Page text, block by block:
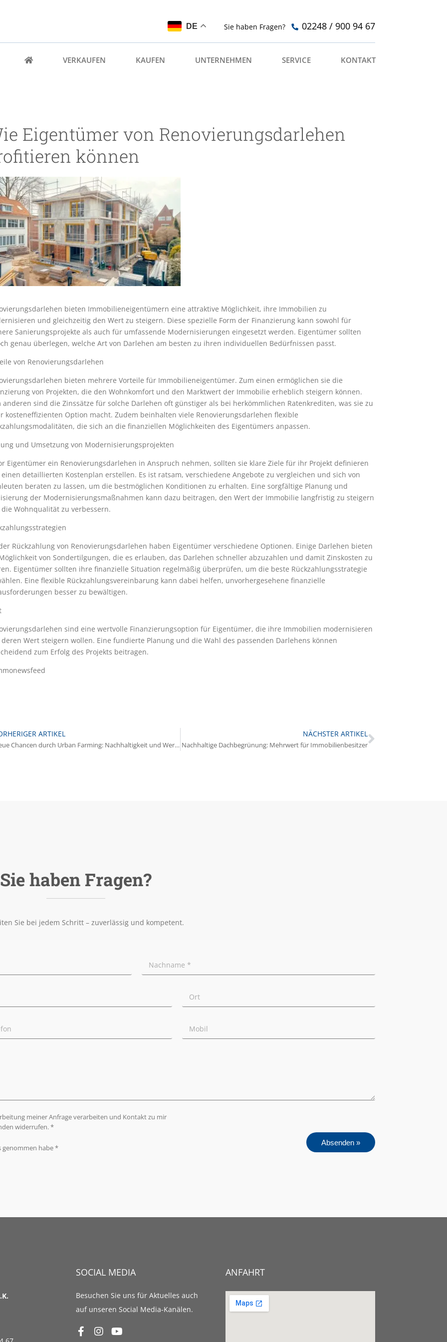
SOCIAL MEDIA
Besuchen Sie uns für Aktuelles auch
auf unseren Social Media-Kanälen.
ANFAHRT
DE Sie haben Fragen? 02248 / 900 94 67
VERKAUFEN KAUFEN UNTERNEHMEN SERVICE KONTAKT
Eigentümer von Renovierungsdarlehen
können
bieten Immobilieneigentümern eine attraktive Möglichkeit, ihre Immobilien zu
und gleichzeitig den Wert zu steigern. Diese spezielle Form der Finanzierung kann sowohl für
Sanierungsprojekte als auch für umfassende Modernisierungen eingesetzt werden. Eigentümer sollten
genau überlegen, welche Art von Darlehen am besten zu ihren individuellen Bedürfnissen passt.
von Renovierungsdarlehen
bieten mehrere Vorteile für Immobilieneigentümer. Zum einen ermöglichen sie die
von Projekten, die den Wohnkomfort und den Marktwert der Immobilie erheblich steigern können.
anderen sind die Zinssätze für solche Darlehen oft günstiger als bei herkömmlichen Ratenkrediten, was sie zu
kosteneffizienten Option macht. Zudem beinhalten viele Renovierungsdarlehen flexible
die sich an die finanziellen Möglichkeiten des Eigentümers anpassen.
und Umsetzung von Modernisierungsprojekten
Eigentümer ein Renovierungsdarlehen in Anspruch nehmen, sollten sie klare Ziele für ihr Projekt definieren
detaillierten Kostenplan erstellen. Es ist ratsam, verschiedene Angebote zu vergleichen und sich von
beraten zu lassen, um die bestmöglichen Konditionen zu erhalten. Eine sorgfältige Planung und
der Modernisierungsmaßnahmen kann dazu beitragen, den Wert der Immobilie langfristig zu steigern
Wohnqualität zu verbessern.
Rückzahlung von Renovierungsdarlehen haben Eigentümer verschiedene Optionen. Einige Darlehen bieten
von Sondertilgungen, die es erlauben, das Darlehen schneller abzuzahlen und damit Zinskosten zu
Eigentümer sollten ihre finanzielle Situation regelmäßig überprüfen, um die beste Rückzahlungsstrategie
Eine flexible Rückzahlungsvereinbarung kann dabei helfen, unvorhergesehene finanzielle
besser zu bewältigen.
sind eine wertvolle Finanzierungsoption für Eigentümer, die ihre Immobilien modernisieren
Wert steigern wollen. Eine fundierte Planung und die Wahl des passenden Darlehens können
zum Erfolg des Projekts beitragen.
ARTIKEL
Neue Chancen durch Urban Farming: Nachhaltigkeit und Wertsteigerung für Immobilien
NÄCHSTER ARTIKEL
Nachhaltige Dachbegrünung: Mehrwert für Immobilienbesitzer
Sie haben Fragen?
Sie bei jedem Schritt – zuverlässig und kompetent.
meiner Anfrage verarbeiten und Kontakt zu mir
widerrufen. *
genommen habe *
Absenden »